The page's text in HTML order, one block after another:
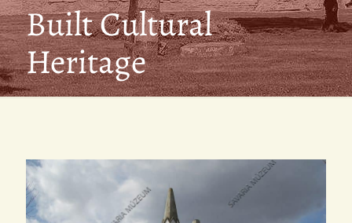
Built Cultural
Heritage